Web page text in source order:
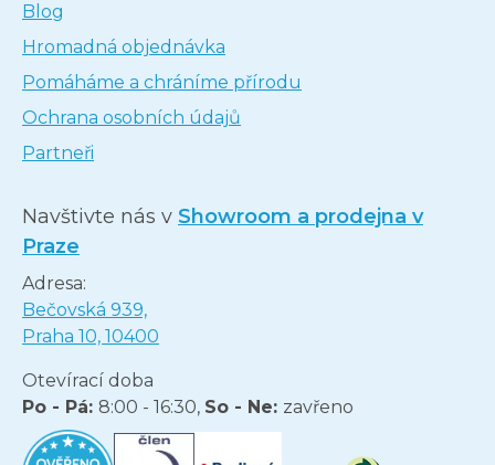
Blog
Hromadná objednávka
Pomáháme a chráníme přírodu
Ochrana osobních údajů
Partneři
Navštivte nás v Showroom a prodejna v
Praze
Adresa:
Bečovská 939,
Praha 10, 10400
Otevírací doba
Po - Pá: 8:00 - 16:30, So - Ne: zavřeno